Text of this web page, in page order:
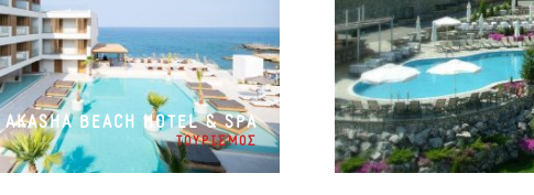
AKASHA BEACH HOTEL & SPA
ΤΟΥΡΙΣΜΟΣ